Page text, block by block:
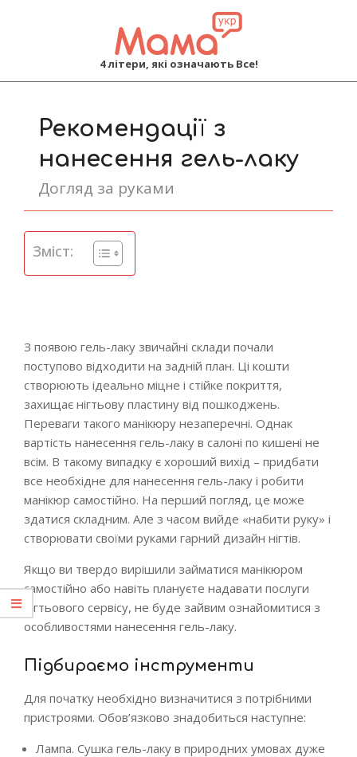
4 літери, які означають Все!
Рекомендації з
нанесення гель-лаку
Догляд за руками
Зміст:
З появою гель-лаку звичайні склади почали
поступово відходити на задній план. Ці кошти
створюють ідеально міцне і стійке покриття,
захищає нігтьову пластину від пошкоджень.
Переваги такого манікюру незаперечні. Однак
вартість нанесення гель-лаку в салоні по кишені не
всім. В такому випадку є хороший вихід – придбати
все необхідне для нанесення гель-лаку і робити
манікюр самостійно. На перший погляд, це може
здатися складним. Але з часом вийде «набити руку» і
створювати своїми руками гарний дизайн нігтів.
Якщо ви твердо вирішили займатися манікюром
самостійно або навіть плануєте надавати послуги
нігтьового сервісу, не буде зайвим ознайомитися з
особливостями нанесення гель-лаку.
Підбираємо інструменти
Для початку необхідно визначитися з потрібними
пристроями. Обов’язково знадобиться наступне:
Лампа. Сушка гель-лаку в природних умовах дуже